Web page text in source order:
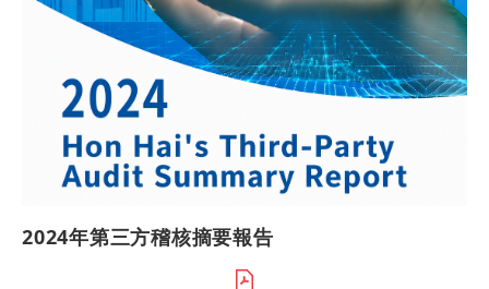
2024年第三方稽核摘要報告